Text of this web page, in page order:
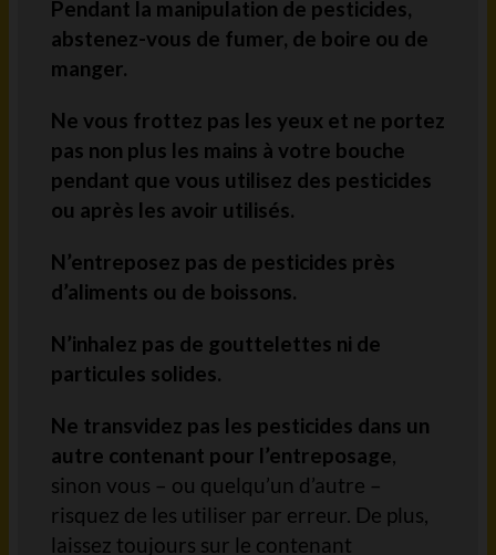
Pendant la manipulation de pesticides,
abstenez-vous de fumer, de boire ou de
manger.
Ne vous frottez pas les yeux et ne portez
pas non plus les mains à votre bouche
pendant que vous utilisez des pesticides
ou après les avoir utilisés.
N’entreposez pas de pesticides près
d’aliments ou de boissons.
N’inhalez pas de gouttelettes ni de
particules solides.
Ne transvidez pas les pesticides dans un
autre contenant pour l’entreposage,
sinon vous – ou quelqu’un d’autre –
risquez de les utiliser par erreur. De plus,
laissez toujours sur le contenant